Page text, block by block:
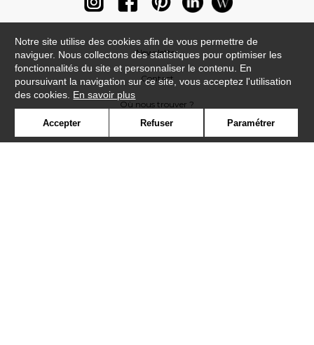
Newsletter
Contact
Où nous trouver ?
Notre site utilise des cookies afin de vous permettre de
naviguer. Nous collectons des statistiques pour optimiser les
fonctionnalités du site et personnaliser le contenu. En
poursuivant la navigation sur ce site, vous acceptez l'utilisation
des cookies. En savoir plus
Accepter Refuser Paramétrer